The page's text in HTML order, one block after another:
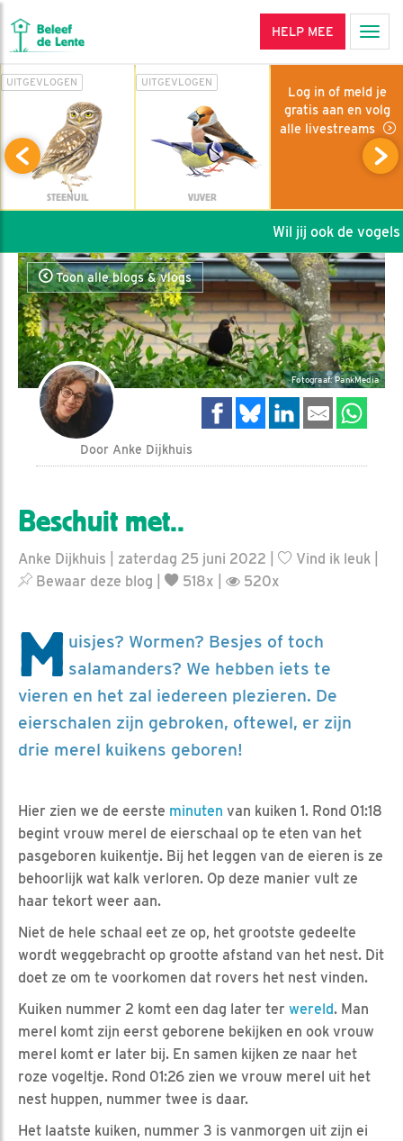
HELP MEE
UITGEVLOGEN
STEENUIL
UITGEVLOGEN
VIJVER
Log in of meld je
gratis aan en volg
alle livestreams
Wil jij ook de vogels
Toon alle blogs & vlogs
Fotograaf: PankMedia
Door Anke Dijkhuis
Beschuit met..
Anke Dijkhuis | zaterdag 25 juni 2022 | Vind ik leuk
Bewaar deze blog
518x | 520x
M uisjes? Wormen? Besjes of toch
salamanders? We hebben iets te
vieren en het zal iedereen plezieren. De
eierschalen zijn gebroken, oftewel, er zijn
drie merel kuikens geboren!
Hier zien we de eerste minuten van kuiken 1. Rond 01:18
begint vrouw merel de eierschaal op te eten van het
pasgeboren kuikentje. Bij het leggen van de eieren is ze
behoorlijk wat kalk verloren. Op deze manier vult ze
haar tekort weer aan.
Niet de hele schaal eet ze op, het grootste gedeelte
wordt weggebracht op grootte afstand van het nest. Dit
doet ze om te voorkomen dat rovers het nest vinden.
Kuiken nummer 2 komt een dag later ter wereld. Man
merel komt zijn eerst geborene bekijken en ook vrouw
merel komt er later bij. En samen kijken ze naar het
roze vogeltje. Rond 01:26 zien we vrouw merel uit het
nest huppen, nummer twee is daar.
Het laatste kuiken, nummer 3 is vanmorgen uit zijn ei